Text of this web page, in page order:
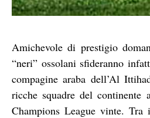
Amichevole di prestigio
“neri” ossolani sfideranno
compagine araba dell’Al
ricche squadre del continente
Champions League vinte.